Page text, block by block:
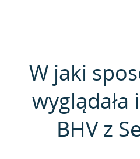
W jaki
wyglądała
BHV z